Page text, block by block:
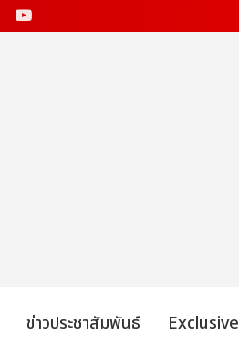
ข่าวประชาสัมพันธ์ Exclusive